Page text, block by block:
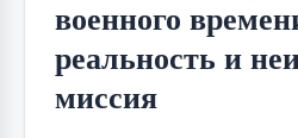
военного
реальность и
миссия